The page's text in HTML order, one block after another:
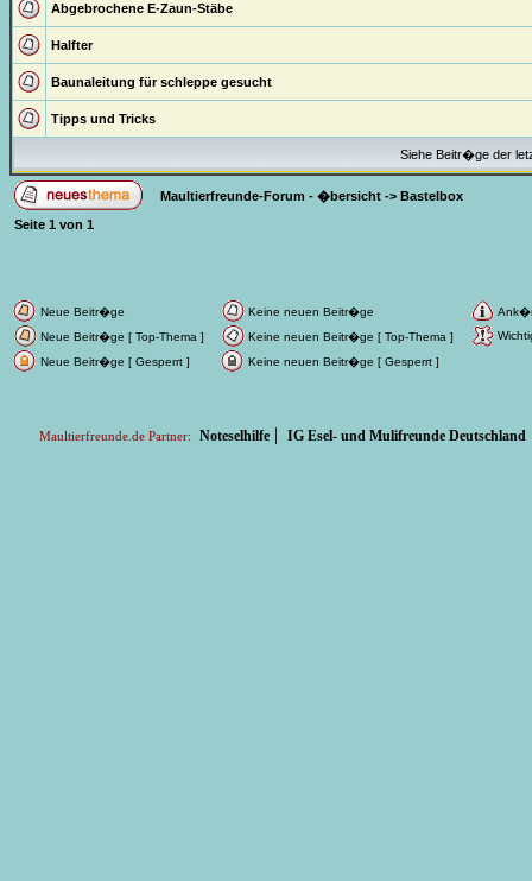
Abgebrochene E-Zaun-Stäbe
Halfter
Baunaleitung für schleppe gesucht
Tipps und Tricks
Siehe Beitr�ge der
Maultierfreunde-Forum - �bersicht -> Bastelbox
Seite 1 von 1
Neue Beitr�ge Keine neuen Beitr�ge
Neue Beitr�ge [ Top-Thema ]
Keine neuen Beitr�ge [ Top-Thema ]
Neue Beitr�ge [ Gesperrt ]
Keine neuen Beitr�ge [ Gesperrt ]
Maultierfreunde.de Partner: Noteselhilfe | IG Esel- und Mulifreunde Deutschland